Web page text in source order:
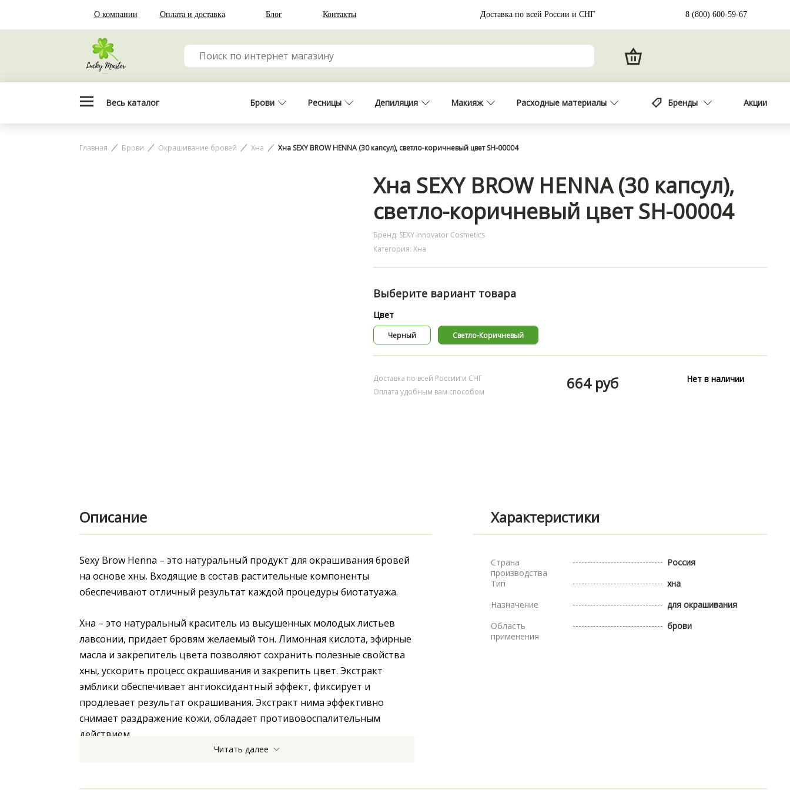
Главная Брови Окрашивание бровей Хна Хна SEXY BROW HENNA (30 капсул), светло-коричневый цвет SH-00004
Хна SEXY BROW HENNA (30 капсул),
светло-коричневый цвет SH-00004
Бренд: SEXY Innovator Cosmetics
Категория: Хна
Выберите вариант товара
Цвет
Черный Светло-Коричневый
Доставка по всей России и СНГ
Оплата удобным вам способом
664 руб Нет в наличии
Описание Характеристики
Sexy Brow Henna – это натуральный продукт для окрашивания бровей
на основе хны. Входящие в состав растительные компоненты
обеспечивают отличный результат каждой процедуры биотатуажа.
Хна – это натуральный краситель из высушенных молодых листьев
лавсонии, придает бровям желаемый тон. Лимонная кислота, эфирные
масла и закрепитель цвета позволяют сохранить полезные свойства
хны, ускорить процесс окрашивания и закрепить цвет. Экстракт
эмблики обеспечивает антиоксидантный эффект, фиксирует и
продлевает результат окрашивания. Экстракт нима эффективно
снимает раздражение кожи, обладает противовоспалительным
действием.
Читать далее
Страна
производства
Россия
Тип
хна
Назначение
для окрашивания
Область
применения
брови
О компании Оплата и доставка Блог Контакты Доставка по всей России и СНГ 8 (800) 600-59-67
Весь каталог Брови Ресницы Депиляция Макияж Расходные материалы Бренды Акции